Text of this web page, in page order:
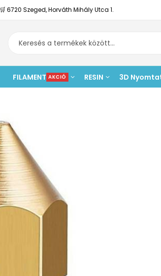
🛒 6720 Szeged, Horváth Mihály Utca 1.
FILAMENT AKCIÓ RESIN 3D